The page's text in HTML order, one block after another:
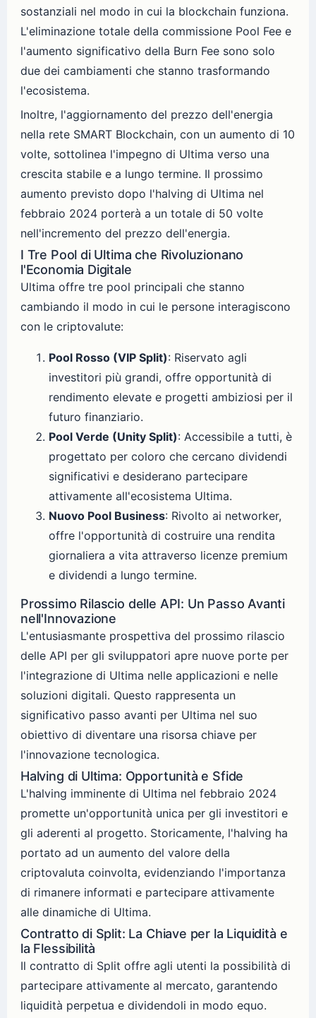
sostanziali nel modo in cui la blockchain funziona.
L'eliminazione totale della commissione Pool Fee e
l'aumento significativo della Burn Fee sono solo
due dei cambiamenti che stanno trasformando
l'ecosistema.
Inoltre, l'aggiornamento del prezzo dell'energia
nella rete SMART Blockchain, con un aumento di 10
volte, sottolinea l'impegno di Ultima verso una
crescita stabile e a lungo termine. Il prossimo
aumento previsto dopo l'halving di Ultima nel
febbraio 2024 porterà a un totale di 50 volte
nell'incremento del prezzo dell'energia.
I Tre Pool di Ultima che Rivoluzionano
l'Economia Digitale
Ultima offre tre pool principali che stanno
cambiando il modo in cui le persone interagiscono
con le criptovalute:
Pool Rosso (VIP Split): Riservato agli
investitori più grandi, offre opportunità di
rendimento elevate e progetti ambiziosi per il
futuro finanziario.
Pool Verde (Unity Split): Accessibile a tutti, è
progettato per coloro che cercano dividendi
significativi e desiderano partecipare
attivamente all'ecosistema Ultima.
Nuovo Pool Business: Rivolto ai networker,
offre l'opportunità di costruire una rendita
giornaliera a vita attraverso licenze premium
e dividendi a lungo termine.
Prossimo Rilascio delle API: Un Passo Avanti
nell'Innovazione
L'entusiasmante prospettiva del prossimo rilascio
delle API per gli sviluppatori apre nuove porte per
l'integrazione di Ultima nelle applicazioni e nelle
soluzioni digitali. Questo rappresenta un
significativo passo avanti per Ultima nel suo
obiettivo di diventare una risorsa chiave per
l'innovazione tecnologica.
Halving di Ultima: Opportunità e Sfide
L'halving imminente di Ultima nel febbraio 2024
promette un'opportunità unica per gli investitori e
gli aderenti al progetto. Storicamente, l'halving ha
portato ad un aumento del valore della
criptovaluta coinvolta, evidenziando l'importanza
di rimanere informati e partecipare attivamente
alle dinamiche di Ultima.
Contratto di Split: La Chiave per la Liquidità e
la Flessibilità
Il contratto di Split offre agli utenti la possibilità di
partecipare attivamente al mercato, garantendo
liquidità perpetua e dividendoli in modo equo.